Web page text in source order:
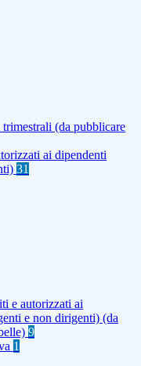
trimestrali (da pubblicare
ai dipendenti
31
e autorizzati ai
e non dirigenti) (da
9
1